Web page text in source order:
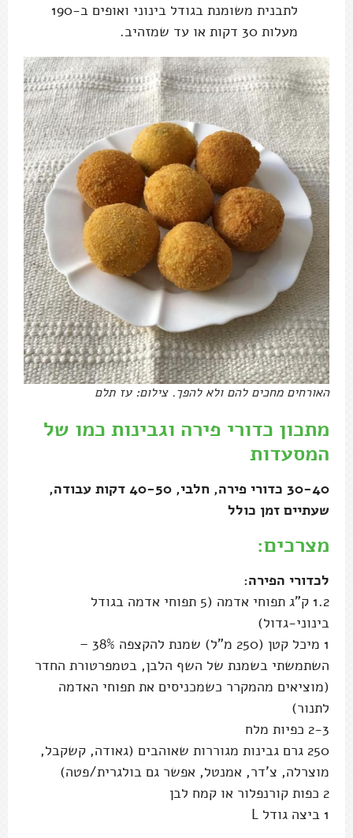
לתבנית משומנת בגודל בינוני ואופים ב-190
מעלות 30 דקות או עד שמזהיב.
האורחים מחכים להם ולא להפך. צילום: עז תלם
מתכון כדורי פירה וגבינות כמו של
המסעדות
30-40 כדורי פירה, חלבי, 40-50 דקות עבודה,
שעתיים זמן כולל
מצרכים:
לכדורי הפירה:
1.2 ק"ג תפוחי אדמה (5 תפוחי אדמה בגודל
בינוני-גדול)
1 מיכל קטן (250 מ"ל) שמנת להקצפה 38% –
השתמשתי בשמנת של השף הלבן, בטמפרטורת החדר
(מוציאים מהמקרר כשמכניסים את תפוחי האדמה
לתנור)
2-3 כפיות מלח
250 גרם גבינות מגוררות שאוהבים (גאודה, קשקבל,
מוצרלה, צ'דר, אמנטל, אפשר גם בולגרית/פטה)
2 כפות קורנפלור או קמח לבן
1 ביצה גודל L